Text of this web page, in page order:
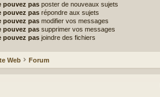
pouvez pas poster de nouveaux sujets
pouvez pas répondre aux sujets
pouvez pas modifier vos messages
pouvez pas supprimer vos messages
pouvez pas joindre des fichiers
Web Forum